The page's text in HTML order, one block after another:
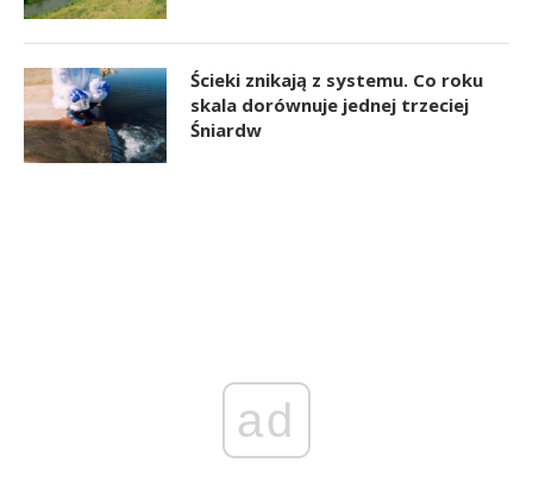
Ścieki znikają z systemu. Co roku
skala dorównuje jednej trzeciej
Śniardw
ad